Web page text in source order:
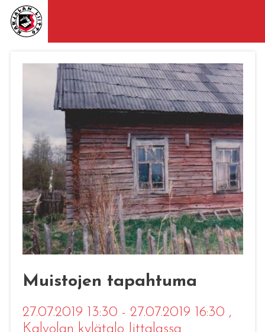
Muistojen tapahtuma
27.07.2019 13:30 - 27.07.2019 16:30 ,
Kalvolan kylätalo Iittalassa